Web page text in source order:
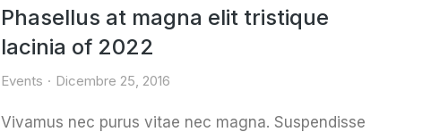
Phasellus at magna elit tristique
lacinia of 2022
Events Dicembre 25, 2016
Vivamus nec purus vitae nec magna. Suspendisse